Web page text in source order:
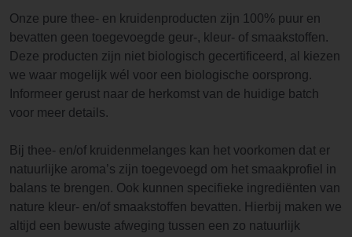
Onze pure thee- en kruidenproducten zijn 100% puur en
bevatten geen toegevoegde geur-, kleur- of smaakstoffen.
Deze producten zijn niet biologisch gecertificeerd, al kiezen
we waar mogelijk wél voor een biologische oorsprong.
Informeer gerust naar de herkomst van de huidige batch
voor meer details.
Bij thee- en/of kruidenmelanges kan het voorkomen dat er
natuurlijke aroma’s zijn toegevoegd om het smaakprofiel in
balans te brengen. Ook kunnen specifieke ingrediënten van
nature kleur- en/of smaakstoffen bevatten. Hierbij maken we
altijd een bewuste afweging tussen een zo natuurlijk